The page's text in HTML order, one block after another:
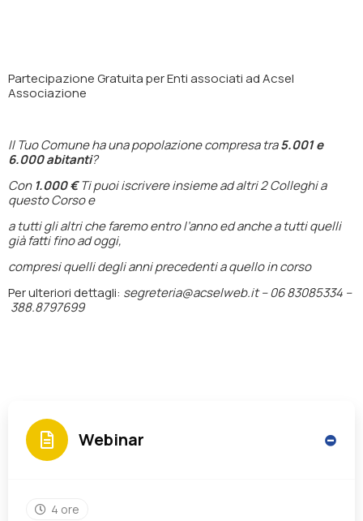
PartecipazioneGratuitaper Enti associati ad Acsel
Associazione
Il Tuo Comune ha una popolazione compresa tra5.001 e
6.000 abitanti?
Con 1.000 €Ti puoi iscrivere insieme ad altri 2 Colleghi a
questo Corso e
a tutti gli altri che faremo entro l’anno ed anche a tutti quelli
già fatti fino ad oggi,
compresi quelli degli anni precedenti a quello in corso
Per ulteriori dettagli: segreteria@acselweb.it –06 83085334 –
388.8797699
Webinar
4 ore